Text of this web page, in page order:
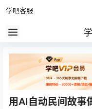
学吧客服
用AI自动民间故事